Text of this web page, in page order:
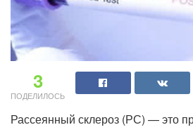
3
ПОДЕЛИЛОСЬ
Рассеянный склероз (РС) — это